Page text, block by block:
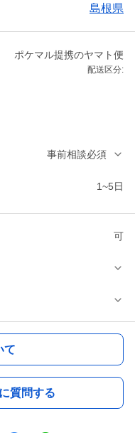
島根県
ポケマル提携のヤマト便
配送区分:
事前相談必須
1~5日
可
て
質問する